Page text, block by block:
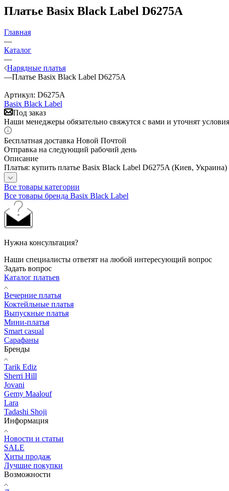
Платье Basix Black Label D6275A
Главная
—
Каталог
—
Нарядные платья
—Платье Basix Black Label D6275A
Артикул: D6275A
Basix Black Label
Под заказ
Наши менеджеры обязательно свяжутся с вами и уточнят условия
Бесплатная доставка Новой Почтой
Отправка на следующий рабочий день
Описание
Платья: купить платье Basix Black Label D6275A (Киев, Украина)
Все товары категории
Все товары бренда Basix Black Label
Нужна консультация?
Наши специалисты ответят на любой интересующий вопрос
Задать вопрос
Каталог платьев
Вечерние платья
Коктейльные платья
Выпускные платья
Мини-платья
Smart casual
Сарафаны
Бренды
Tarik Ediz
Sherri Hill
Jovani
Gemy Maalouf
Lara
Tadashi Shoji
Информация
Новости и статьи
SALE
Хиты продаж
Лучшие покупки
Возможности